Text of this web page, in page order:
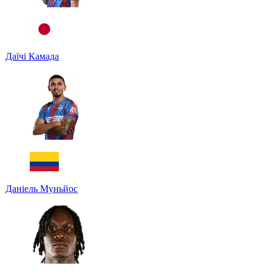
Даїчі Камада
Даніель Муньйос